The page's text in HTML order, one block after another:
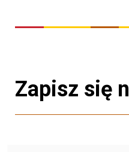
Zapisz się